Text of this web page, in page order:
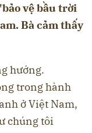
vệ bầu trời
Bà cảm thấy
hướng.
trong hành
ở Việt Nam,
chúng tôi